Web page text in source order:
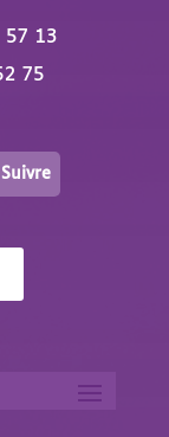
57 13
75
Suivre